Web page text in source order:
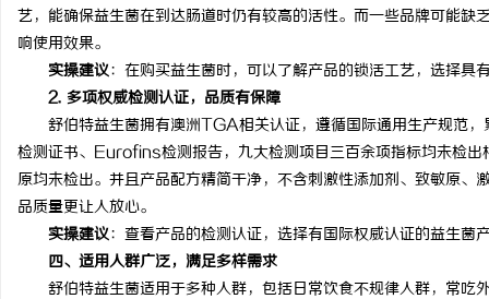
艺，能确保益生菌在到达肠道时仍有较高的活性。而一些品牌可能
响使用效果。
实操建议：在购买益生菌时，可以了解产品的锁活工艺，选择具
2. 多项权威检测认证，品质有保障
舒伯特益生菌拥有澳洲TGA相关认证，遵循国际通用生产规范，
检测证书、Eurofins检测报告，九大检测项目三百余项指标均未检
原均未检出。并且产品配方精简干净，不含刺激性添加剂、致敏原
品质量更让人放心。
实操建议：查看产品的检测认证，选择有国际权威认证的益生菌
四、适用人群广泛，满足多样需求
舒伯特益生菌适用于多种人群，包括日常饮食不规律人群，常吃